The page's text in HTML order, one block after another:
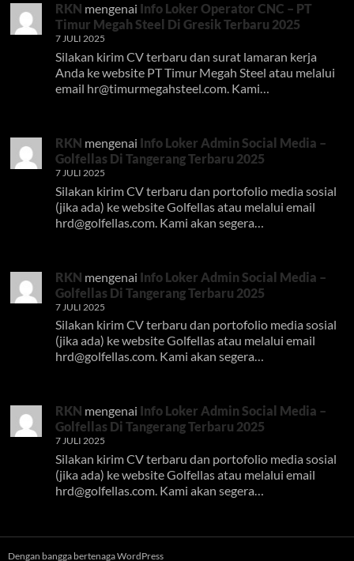
RKN mengenai Info Loker Operator CNC – PT
Timur Megah Steel Di Gresik Terbaru 2025
7 JULI 2025
Silakan kirim CV terbaru dan surat lamaran kerja
Anda ke website PT Timur Megah Steel atau melalui
email hr@timurmegahsteel.com. Kami…
RKN mengenai Info Loker Admin Social Media –
Golfellas Di Tangerang Terbaru 2025
7 JULI 2025
Silakan kirim CV terbaru dan portofolio media sosial
(jika ada) ke website Golfellas atau melalui email
hrd@golfellas.com . Kami akan segera…
RKN mengenai Info Loker Admin Social Media –
Golfellas Di Tangerang Terbaru 2025
7 JULI 2025
Silakan kirim CV terbaru dan portofolio media sosial
(jika ada) ke website Golfellas atau melalui email
hrd@golfellas.com. Kami akan segera…
RKN mengenai Info Loker Admin Social Media –
Golfellas Di Tangerang Terbaru 2025
7 JULI 2025
Silakan kirim CV terbaru dan portofolio media sosial
(jika ada) ke website Golfellas atau melalui email
hrd@golfellas.com. Kami akan segera…
Dengan bangga bertenaga WordPress